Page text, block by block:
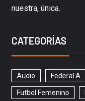
nuestra, única.
CATEGORÍAS
Audio Federal A
Futbol Femenino